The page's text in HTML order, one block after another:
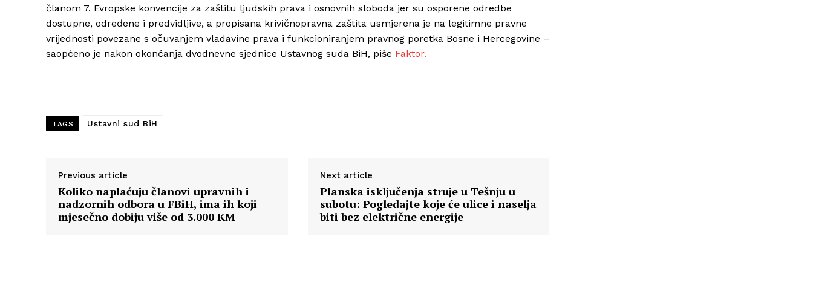
članom 7. Evropske konvencije za zaštitu ljudskih prava i osnovnih sloboda jer su osporene odredbe
dostupne, određene i predvidljive, a propisana krivičnopravna zaštita usmjerena je na legitimne pravne
vrijednosti povezane s očuvanjem vladavine prava i funkcioniranjem pravnog poretka Bosne i Hercegovine –
saopćeno je nakon okončanja dvodnevne sjednice Ustavnog suda BiH, piše Faktor.
TAGS Ustavni sud BiH
Previous article
Koliko naplaćuju članovi upravnih i
nadzornih odbora u FBiH, ima ih koji
mjesečno dobiju više od 3.000 KM
Next article
Planska isključenja struje u Tešnju u
subotu: Pogledajte koje će ulice i naselja
biti bez električne energije